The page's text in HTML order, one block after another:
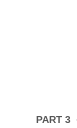
PART 3